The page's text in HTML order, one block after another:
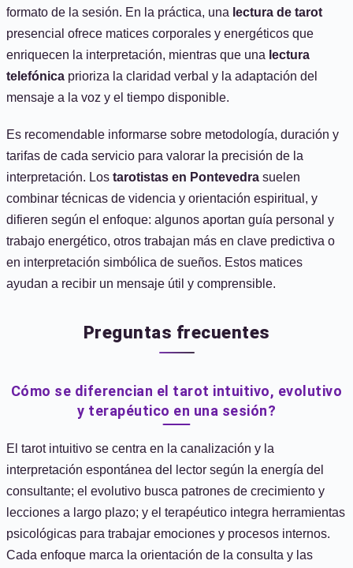
formato de la sesión. En la práctica, una lectura de tarot
presencial ofrece matices corporales y energéticos que
enriquecen la interpretación, mientras que una lectura
telefónica prioriza la claridad verbal y la adaptación del
mensaje a la voz y el tiempo disponible.
Es recomendable informarse sobre metodología, duración y
tarifas de cada servicio para valorar la precisión de la
interpretación. Los tarotistas en Pontevedra suelen
combinar técnicas de videncia y orientación espiritual, y
difieren según el enfoque: algunos aportan guía personal y
trabajo energético, otros trabajan más en clave predictiva o
en interpretación simbólica de sueños. Estos matices
ayudan a recibir un mensaje útil y comprensible.
Preguntas frecuentes
Cómo se diferencian el tarot intuitivo, evolutivo
y terapéutico en una sesión?
El tarot intuitivo se centra en la canalización y la
interpretación espontánea del lector según la energía del
consultante; el evolutivo busca patrones de crecimiento y
lecciones a largo plazo; y el terapéutico integra herramientas
psicológicas para trabajar emociones y procesos internos.
Cada enfoque marca la orientación de la consulta y las